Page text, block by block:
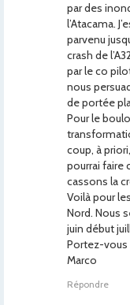
par des
l’Atacama.
parvenu
crash de
par le co
nous
de portée
Pour le
coup, à
pourrai faire
cassons la
Voilà pour
Nord. Nous
juin début
Portez-
Marco
Répondre